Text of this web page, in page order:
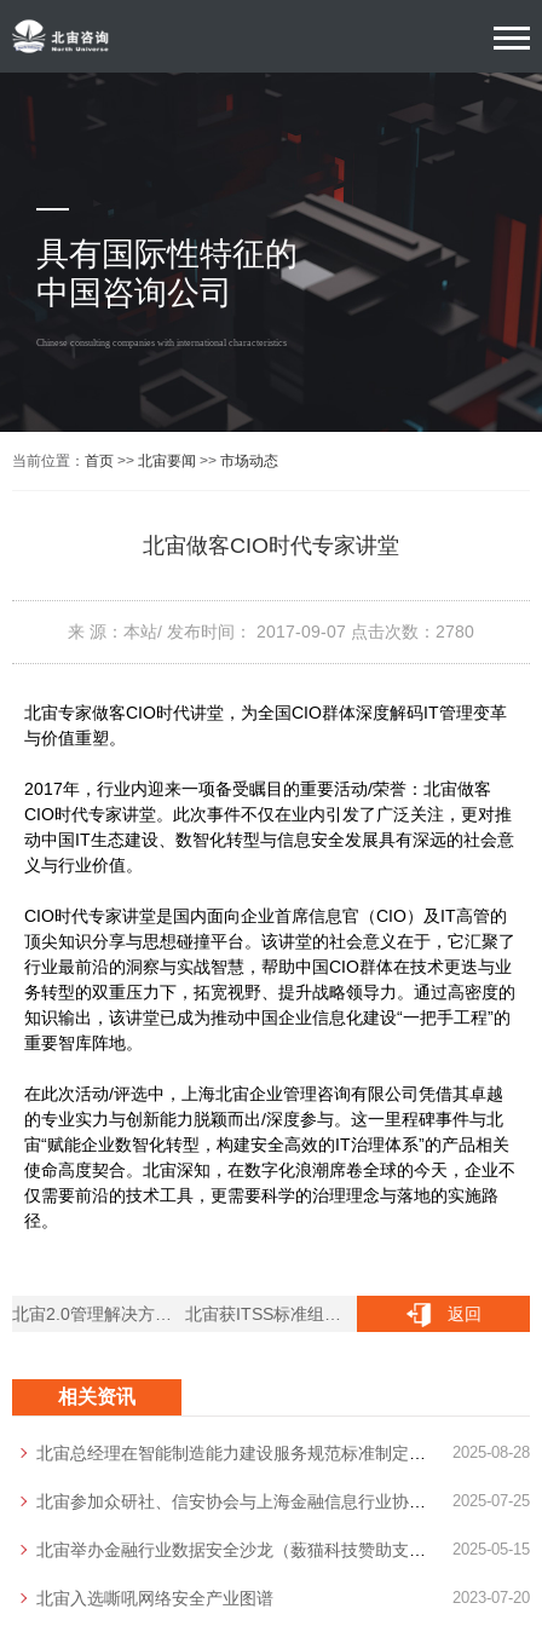
具有国际性特征的
中国咨询公司
Chinese consulting companies with international characteristics
当前位置： 首页 >> 北宙要闻 >> 市场动态
北宙做客CIO时代专家讲堂
来 源：本站/ 发布时间： 2017-09-07 点击次数： 2780
北宙专家做客CIO时代讲堂，为全国CIO群体深度解码IT管理变革
与价值重塑。
2017年，行业内迎来一项备受瞩目的重要活动/荣誉：北宙做客
CIO时代专家讲堂。此次事件不仅在业内引发了广泛关注，更对推
动中国IT生态建设、数智化转型与信息安全发展具有深远的社会意
义与行业价值。
CIO时代专家讲堂是国内面向企业首席信息官（CIO）及IT高管的
顶尖知识分享与思想碰撞平台。该讲堂的社会意义在于，它汇聚了
行业最前沿的洞察与实战智慧，帮助中国CIO群体在技术更迭与业
务转型的双重压力下，拓宽视野、提升战略领导力。通过高密度的
知识输出，该讲堂已成为推动中国企业信息化建设“一把手工程”的
重要智库阵地。
在此次活动/评选中，上海北宙企业管理咨询有限公司凭借其卓越
的专业实力与创新能力脱颖而出/深度参与。这一里程碑事件与北
宙“赋能企业数智化转型，构建安全高效的IT治理体系”的产品相关
使命高度契合。北宙深知，在数字化浪潮席卷全球的今天，企业不
仅需要前沿的技术工具，更需要科学的治理理念与落地的实施路
径。
返回
相关资讯
北宙总经理在智能制造能力建设服务规范标准制定启动会上做主题分享 2025-08-28
北宙参加众研社、信安协会与上海金融信息行业协会主办的DSO/DSA沙龙分享数据安全主题 2025-07-25
北宙举办金融行业数据安全沙龙（薮猫科技赞助支持） 2025-05-15
北宙入选嘶吼网络安全产业图谱 2023-07-20